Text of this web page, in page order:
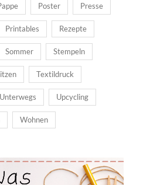
Poster Presse
Printables Rezepte
Sommer Stempeln
Textildruck
Unterwegs Upcycling
Wohnen